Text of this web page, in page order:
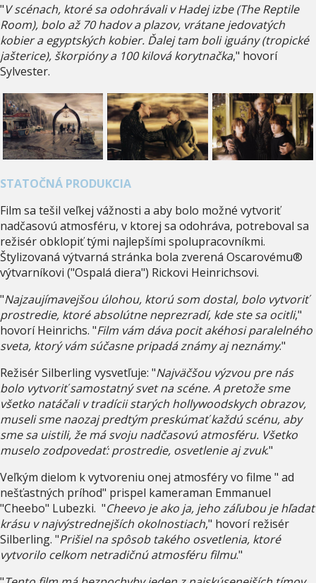
"V scénach, ktoré sa odohrávali v Hadej izbe (The Reptile
Room), bolo až 70 hadov a plazov, vrátane jedovatých
kobier a egyptských kobier. Ďalej tam boli iguány (tropické
jašterice), škorpióny a 100 kilová korytnačka," hovorí
Sylvester.
STATOČNÁ PRODUKCIA
Film sa tešil veľkej vážnosti a aby bolo možné vytvoriť
nadčasovú atmosféru, v ktorej sa odohráva, potreboval sa
režisér obklopiť tými najlepšími spolupracovníkmi.
Štylizovaná výtvarná stránka bola zverená Oscarovému®
výtvarníkovi ("Ospalá diera") Rickovi Heinrichsovi.
"Najzaujímavejšou úlohou, ktorú som dostal, bolo vytvoriť
prostredie, ktoré absolútne neprezradí, kde ste sa ocitli,"
hovorí Heinrichs. "Film vám dáva pocit akéhosi paralelného
sveta, ktorý vám súčasne pripadá známy aj neznámy."
Režisér Silberling vysvetľuje: "Najväčšou výzvou pre nás
bolo vytvoriť samostatný svet na scéne. A pretože sme
všetko natáčali v tradícii starých hollywoodskych obrazov,
museli sme naozaj predtým preskúmať každú scénu, aby
sme sa uistili, že má svoju nadčasovú atmosféru. Všetko
muselo zodpovedať: prostredie, osvetlenie aj zvuk."
Veľkým dielom k vytvoreniu onej atmosféry vo filme " ad
nešťastných príhod" prispel kameraman Emmanuel
"Cheebo" Lubezki. "Cheevo je ako ja, jeho záľubou je hľadať
krásu v najvýstrednejších okolnostiach," hovorí režisér
Silberling. "Prišiel na spôsob takého osvetlenia, ktoré
vytvorilo celkom netradičnú atmosféru filmu."